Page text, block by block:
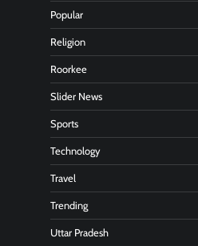
Popular
Religion
Roorkee
Slider News
Sports
Technology
Travel
Trending
Uttar Pradesh